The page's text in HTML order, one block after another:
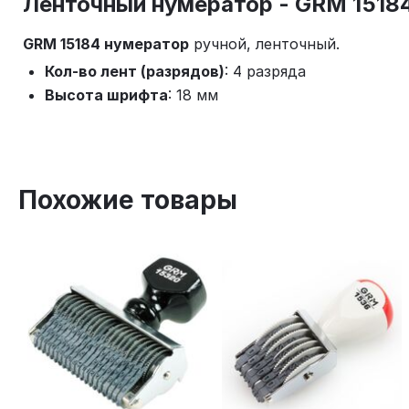
GRM 15184 нумератор ручной, ленточный.
Кол-во лент (разрядов): 4 разряда
Высота шрифта: 18 мм
Похожие товары